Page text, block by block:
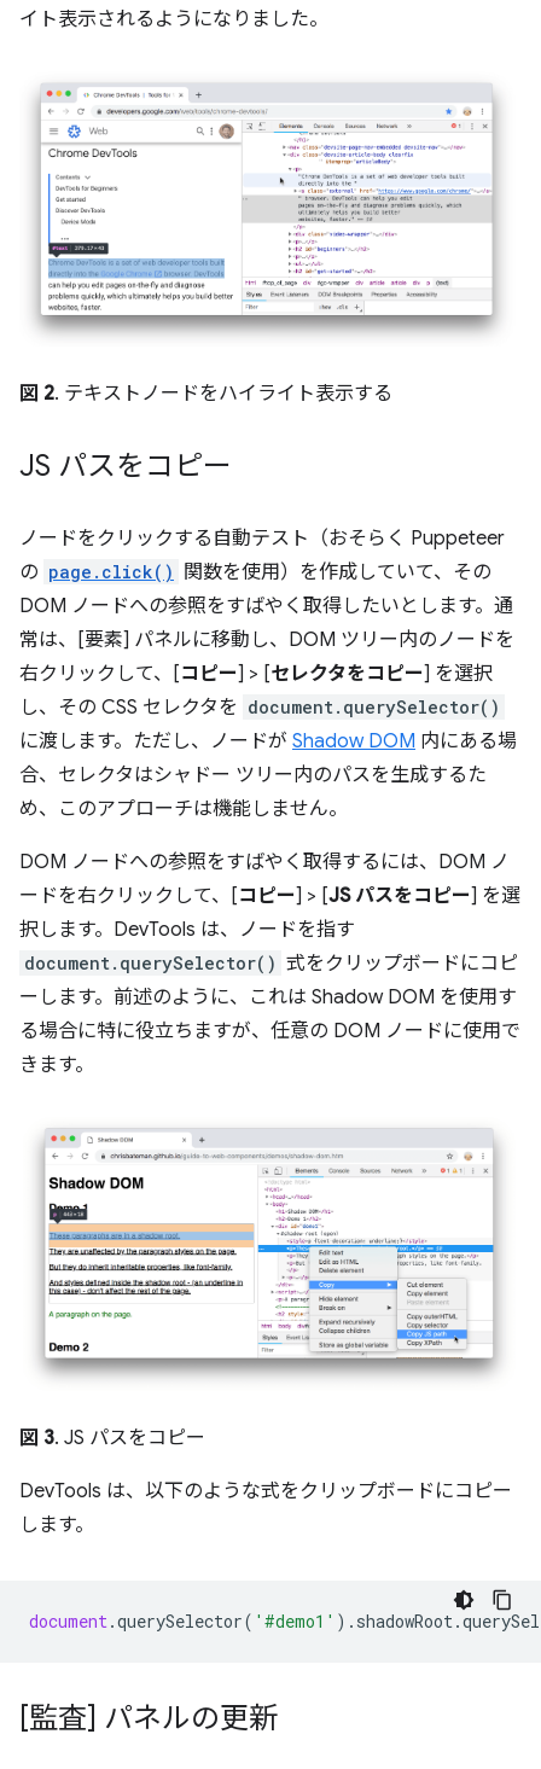
イト表示されるようになりました。
図 2. テキストノードをハイライト表示する
JS パスをコピー
ノードをクリックする自動テスト（おそらく Puppeteer
の page.click()
関数を使用）を作成していて、その
DOM ノードへの参照をすばやく取得したいとします。通
常は、[要素] パネルに移動し、DOM ツリー内のノードを
右クリックして、[コピー] > [セレクタをコピー] を選択
し、その CSS セレクタを document.querySelector()
に渡します。ただし、ノードが Shadow DOM 内にある場
合、セレクタはシャドー ツリー内のパスを生成するた
め、このアプローチは機能しません。
DOM ノードへの参照をすばやく取得するには、DOM ノ
ードを右クリックして、[コピー] > [JS パスをコピー] を選
択します。DevTools は、ノードを指す
document.querySelector() 式をクリップボードにコピ
ーします。前述のように、これは Shadow DOM を使用す
る場合に特に役立ちますが、任意の DOM ノードに使用で
きます。
図 3. JS パスをコピー
DevTools は、以下のような式をクリップボードにコピー
します。
document.querySelector( '#demo1' ). shadowRoot.
[監査] パネルの更新